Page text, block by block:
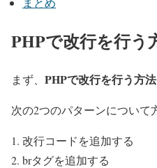
PHPで改行を行う
まず、 PHPで改行を行う方法
次の2つのパターンについて
改行コードを追加する
brタグを追加する